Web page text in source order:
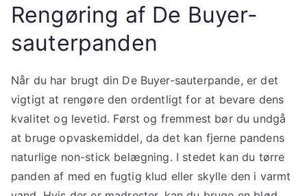
Rengøring af De Buyer-
sauterpanden
Når du har brugt din De Buyer-sauterpande, er det
vigtigt at rengøre den ordentligt for at bevare dens
kvalitet og levetid. Først og fremmest bør du undgå
at bruge opvaskemiddel, da det kan fjerne pandens
naturlige non-stick belægning. I stedet kan du tørre
panden af med en fugtig klud eller skylle den i varmt